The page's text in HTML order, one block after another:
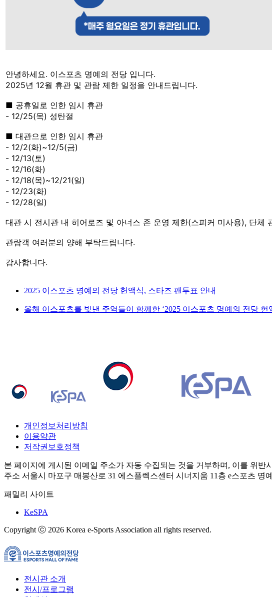
안녕하세요. 이스포츠 명예의 전당 입니다.
2025년 12월 휴관 및 관람 제한 일정을 안내드립니다.
■ 공휴일로 인한 임시 휴관
- 12/25(목) 성탄절
■ 대관으로 인한 임시 휴관
- 12/2(화)~12/5(금)
- 12/13(토)
- 12/16(화)
- 12/18(목)~12/21(일)
- 12/23(화)
- 12/28(일)
대관 시 전시관 내 히어로즈 및 아너스 존 운영 제한(스피커 미사용), 단체
관람객 여러분의 양해 부탁드립니다.
감사합니다.
2025 이스포츠 명예의 전당 헌액식, 스타즈 팬투표 안내
올해 이스포츠를 빛낸 주역들이 함께한 ‘2025 이스포츠 명예의 전당 헌
개인정보처리방침
이용약관
저작권보호정책
본 페이지에 게시된 이메일 주소가 자동 수집되는 것을 거부하며, 이를 위
주소 서울시 마포구 매봉산로 31 에스플렉스센터 시너지움 11층 e스포츠 명
패밀리 사이트
KeSPA
Copyright ⓒ 2026 Korea e-Sports Association all rights reserved.
전시관 소개
전시/프로그램